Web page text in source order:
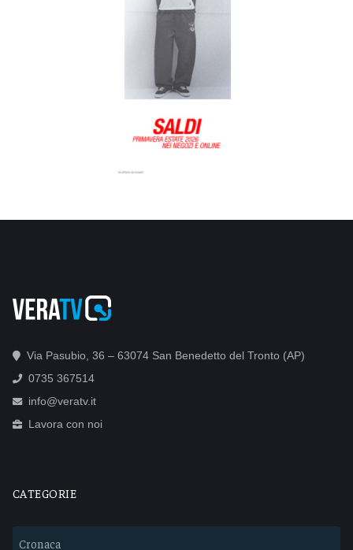
Via Pasubio, 36 – 63074 San Benedetto del Tronto (AP)
0735 367514
info@veratv.it
Lavora con noi
CATEGORIE
Cronaca